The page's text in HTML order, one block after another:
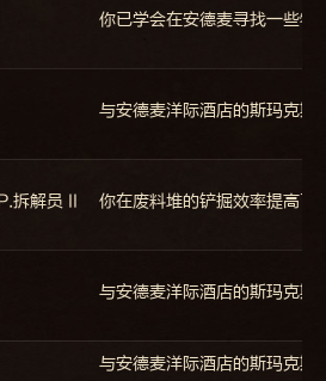
你已学会在安德麦寻找一些特
与安德麦洋际酒店的斯玛克
拆解员 II 你在废料堆的铲掘效率提高了
与安德麦洋际酒店的斯玛克
与安德麦洋际酒店的斯玛克